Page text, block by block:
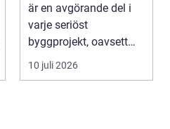
är en avgörande del i
varje seriöst
byggprojekt, oavsett
om det handlar om en
10 juli 2026